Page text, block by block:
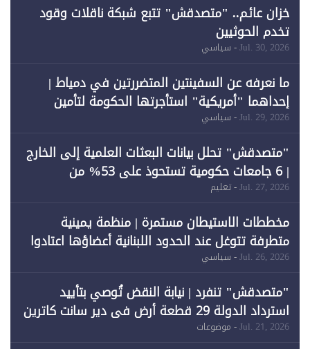
خزان عائم.. "متصدقش" تتبع شبكة ناقلات وقود
تخدم الحوثيين
Jul. 30, 2026- سياسي
ما نعرفه عن السفينتين المتضررتين في دمياط |
إحداهما "أمريكية" استأجرتها الحكومة لتأمين
احتياجات الطاقة
Jul. 29, 2026- سياسي
"متصدقش" تحلل بيانات البعثات العلمية إلى الخارج
| 6 جامعات حكومية تستحوذ على 53% من
Jul. 27, 2026- تعليم
مخططات الاستيطان مستمرة | منظمة يمينية
متطرفة تتوغل عند الحدود اللبنانية أعضاؤها اعتادوا
خرق الحدود
Jul. 26, 2026- سياسي
"متصدقش" تنفرد | نيابة النقض تُوصي بتأييد
استرداد الدولة 29 قطعة أرض في دير سانت كاترين
وقبول طعن الحكومة جزئيًا (1)
Jul. 21, 2026- موضوعات